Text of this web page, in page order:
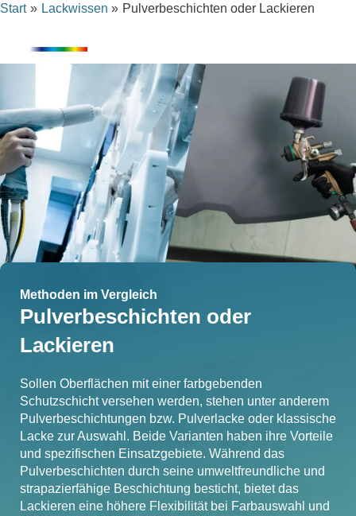
Zum
springen
Start Lackwissen Pulverbeschichten oder Lackieren
Methoden im Vergleich
Pulverbeschichten oder
Lackieren
Sollen Oberflächen mit einer farbgebenden
Schutzschicht versehen werden, stehen unter anderem
Pulverbeschichtungen bzw. Pulverlacke oder klassische
Lacke zur Auswahl. Beide Varianten haben ihre Vorteile
und spezifischen Einsatzgebiete. Während das
Pulverbeschichten durch seine umweltfreundliche und
strapazierfähige Beschichtung besticht, bietet das
Lackieren eine höhere Flexibilität bei Farbauswahl und